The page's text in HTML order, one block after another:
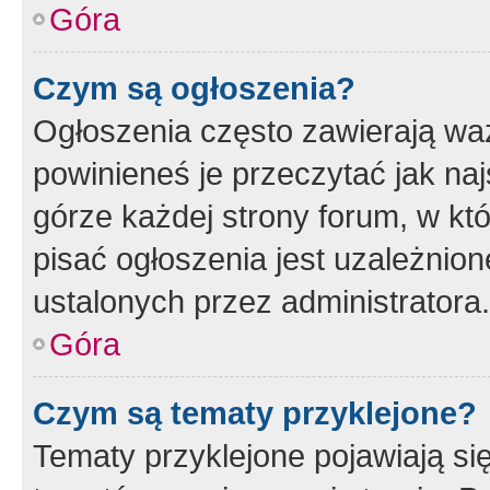
Góra
Czym są ogłoszenia?
Ogłoszenia często zawierają
powinieneś je przeczytać jak
górze każdej strony forum, w
pisać ogłoszenia jest
ustalonych przez administratora.
Góra
Czym są tematy przyklejone?
Tematy przyklejone pojawiają